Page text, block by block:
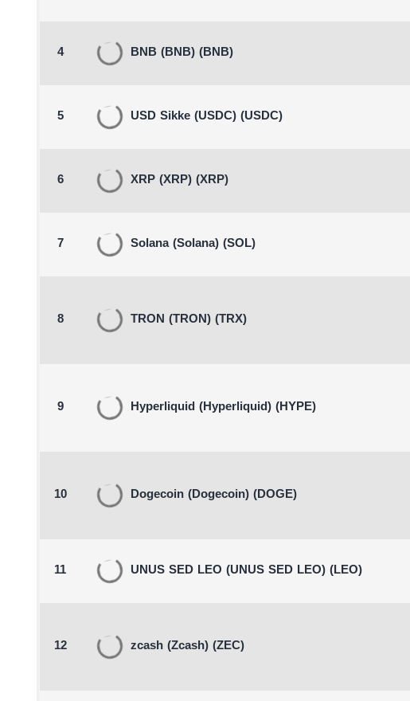
4 BNB (BNB) (BNB)
5 USD Sikke (USDC) (USDC)
6 XRP (XRP) (XRP)
7 Solana (Solana) (SOL)
8 TRON (TRON) (TRX)
9 Hyperliquid (Hyperliquid) (HYPE)
10 Dogecoin (Dogecoin) (DOGE)
11 UNUS SED LEO (UNUS SED LEO) (LEO)
12 zcash (Zcash) (ZEC)